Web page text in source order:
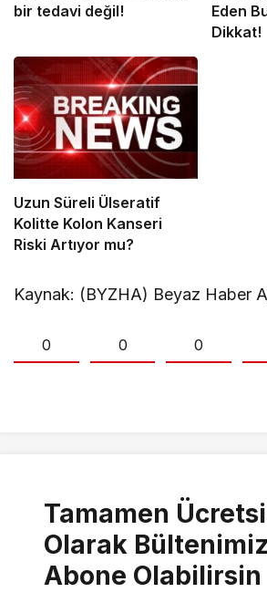
bir tedavi değil!
Eden
Dikkat!
Uzun Süreli Ülseratif
Kolitte Kolon Kanseri
Riski Artıyor mu?
Kaynak: (BYZHA) Beyaz Haber
0 0 0
Tamamen
Olarak
Abone Olabilirsin